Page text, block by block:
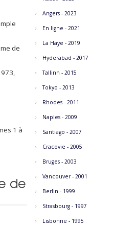
de
1 à
de
Angers - 2023
En ligne - 2021
La Haye - 2019
Hyderabad - 2017
Tallinn - 2015
Tokyo - 2013
Rhodes - 2011
Naples - 2009
Santiago - 2007
Cracovie - 2005
Bruges - 2003
Vancouver - 2001
Berlin - 1999
Strasbourg - 1997
Lisbonne - 1995